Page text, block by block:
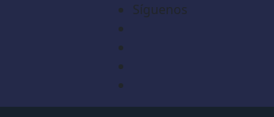
Síguenos